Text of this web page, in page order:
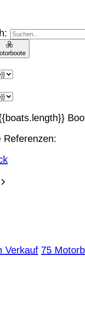
Referenzen:
Verkauf 75